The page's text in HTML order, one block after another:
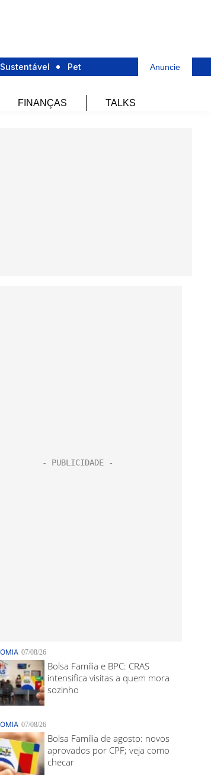
Sustentável Pet Anuncie
FINANÇAS TALKS